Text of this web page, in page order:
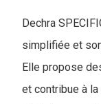
Dechra
simplifiée et
Elle propose
et contribue à